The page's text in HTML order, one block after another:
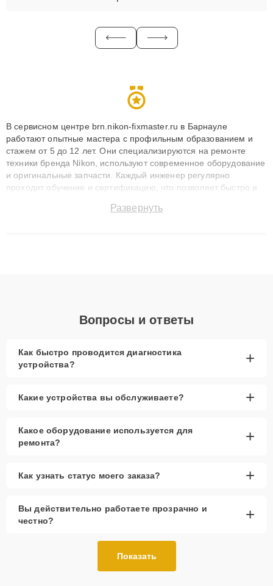
В сервисном центре brn.nikon-fixmaster.ru в Барнауле
работают опытные мастера с профильным образованием и
стажем от 5 до 12 лет. Они специализируются на ремонте
техники бренда Nikon, используют современное оборудование
и оригинальные запчасти. Каждый инженер регулярно
проходит обучение и сертификацию, что позволяет быстро и
сохранением гарантии до 3 лет. Наши мастера решают
Развернуть
Вопросы и ответы
Как быстро проводится диагностика
устройства?
+
Какие устройства вы обслуживаете? +
Какое оборудование используется для
ремонта?
+
Как узнать статус моего заказа? +
Вы действительно работаете прозрачно и
честно?
+
Показать